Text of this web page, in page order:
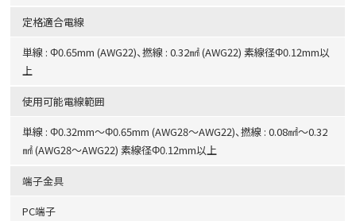
定格適合電線
単線 : Φ0.65mm (AWG22)、撚線 : 0.32㎟ (AWG22) 素線径Φ0.12mm以
上
使用可能電線範囲
単線 : Φ0.32mm～Φ0.65mm (AWG28～AWG22)、撚線 : 0.08㎟～0.32
㎟ (AWG28～AWG22) 素線径Φ0.12mm以上
端子金具
PC端子